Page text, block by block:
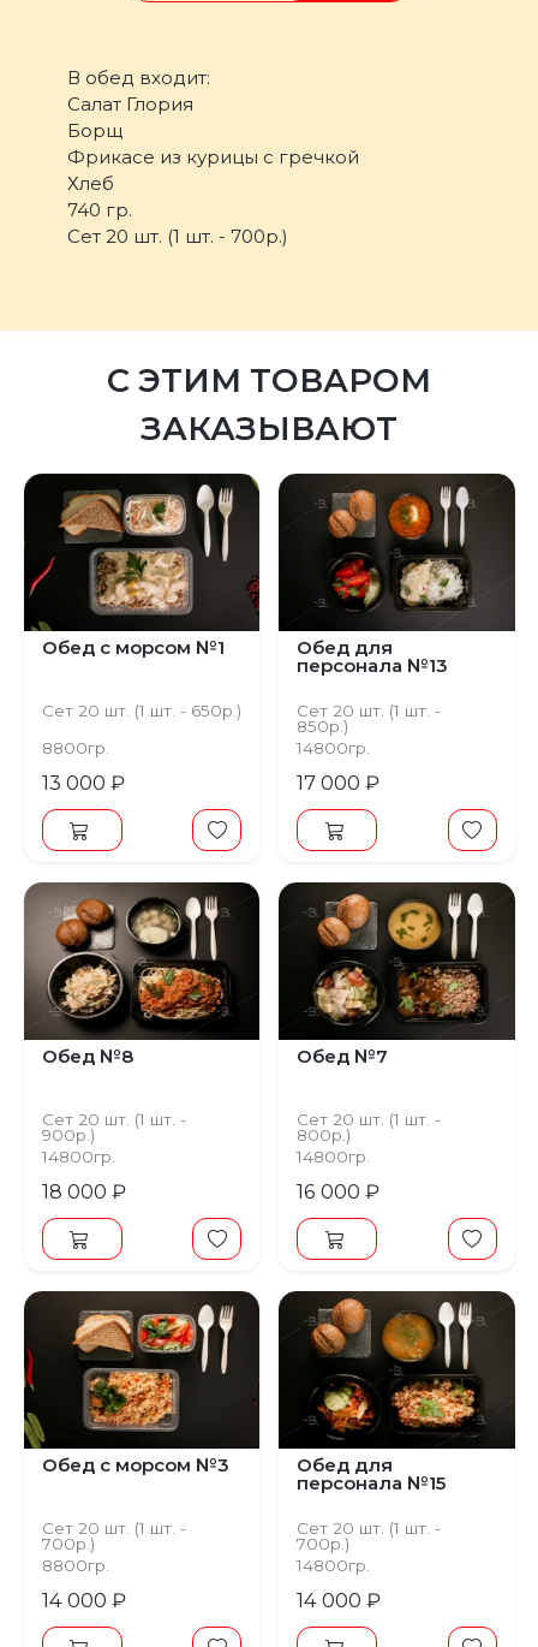
В обед входит:
Салат Глория
Борщ
Фрикасе из курицы с гречкой
Хлеб
740 гр.
Сет 20 шт. (1 шт. - 700р.)
С ЭТИМ ТОВАРОМ
ЗАКАЗЫВАЮТ
Обед с морсом №1
Сет 20 шт. (1 шт. - 650р.)
8800гр.
13 000 ₽
Обед для
персонала №13
Сет 20 шт. (1 шт. -
850р.)
14800гр.
17 000 ₽
Обед №8
Сет 20 шт. (1 шт. -
900р.)
14800гр.
18 000 ₽
Обед №7
Сет 20 шт. (1 шт. -
800р.)
14800гр.
16 000 ₽
Обед с морсом №3
Сет 20 шт. (1 шт. -
700р.)
8800гр.
14 000 ₽
Обед для
персонала №15
Сет 20 шт. (1 шт. -
700р.)
14800гр.
14 000 ₽